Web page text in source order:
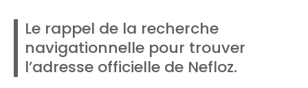
Le rappel de la recherche
navigationnelle pour trouver
l’adresse officielle de Nefloz.